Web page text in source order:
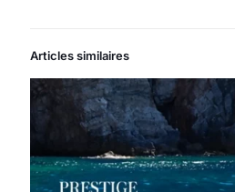
Articles similaires